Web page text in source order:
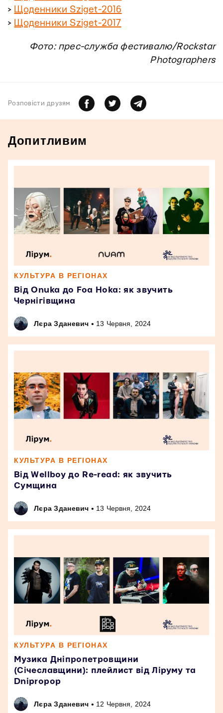
> Щоденники Sziget-2016
> Щоденники Sziget-2017
Фото: прес-служба фестивалю/Rockstar
Photographers
Розповiсти друзям
Допитливим
КУЛЬТУРА В РЕГІОНАХ
Від Onuka до Foa Hoka: як звучить
Чернігівщина
Лєра Зданевич • 13 Червня, 2024
КУЛЬТУРА В РЕГІОНАХ
Від Wellboy до Re-read: як звучить
Сумщина
Лєра Зданевич • 13 Червня, 2024
КУЛЬТУРА В РЕГІОНАХ
Музика Дніпропетровщини
(Січеславщини): плейлист від Ліруму та
Dnipropop
Лєра Зданевич • 12 Червня, 2024